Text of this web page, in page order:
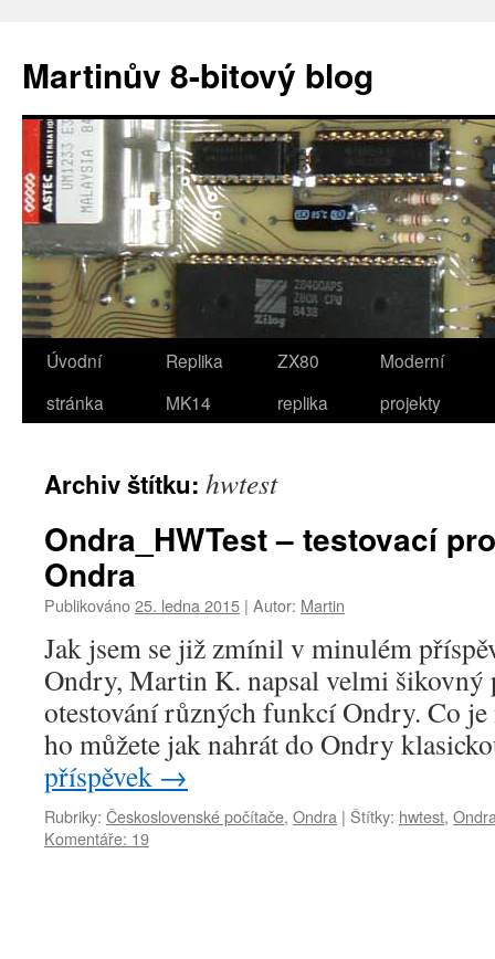
obsahu
webu
Martinův 8-bitový blog
Úvodní
stránka
Replika
MK14
ZX80
replika
Moderní
projekty
Archiv štítku: hwtest
Ondra_HWTest – testovací
Ondra
Publikováno25. ledna 2015 | Autor: Martin
Jak jsem se již zmínil v minulém
Ondry, Martin K. napsal velmi šikovný
otestování různých funkcí Ondry. Co je
ho můžete jak nahrát do Ondry
příspěvek →
Rubriky: Československé počítače, Ondra | Štítky: hwtest,
Komentáře: 19